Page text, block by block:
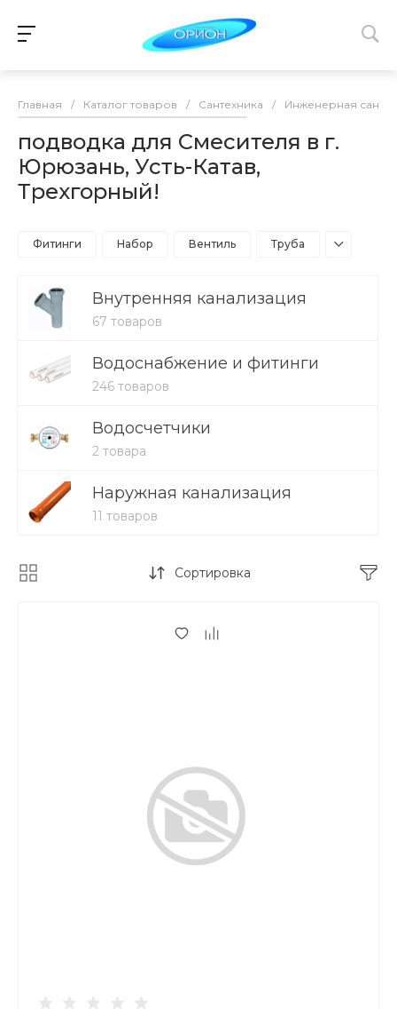
Главная / Каталог товаров / Сантехника / Инженерная
подводка для Смесителя в г.
Юрюзань, Усть-Катав,
Трехгорный!
Фитинги Набор Вентиль Труба
Внутренняя канализация
67 товаров
Водоснабжение и фитинги
246 товаров
Водосчетчики
2 товара
Наружная канализация
11 товаров
Сортировка